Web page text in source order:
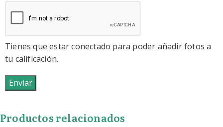
Tienes que estar conectado para poder añadir fotos a
tu calificación.
Productos relacionados